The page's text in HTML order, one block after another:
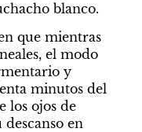
blanco.
que mientras
el modo
y
minutos del
los ojos de
en